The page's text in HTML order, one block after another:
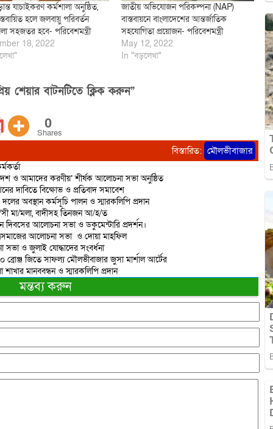
যাচাইকরণ কর্মশালা অনুষ্ঠিত,
হলে জলবায়ু পরিবর্তন
সহজতর হবে- পরিবেশমন্ত্রী
18, 2022
জাতীয় অভিযোজন পরিকল্পনা (NAP)
বাস্তবায়নে বাংলাদেশের আন্তর্জাতিক
সহযোগিতা প্রয়োজন- পরিবেশমন্ত্রী
May 12, 2022
In "বড়লেখা"
শেয়ার বাটনটিতে ক্লিক করুন”
0
Shares
বিস্তারিত: মৌলভীবাজার
ও আমাদের করণীয়’ শীর্ষক আলোচনা সভা অনুষ্ঠিত
দাবিতে বিক্ষোভ ও প্রতিবাদ সমাবেশ
অবস্থান কর্মসূচি পালন ও স্মারকলিপি প্রদান
সী মা/মলা, বাদীসহ তিনজন আ/হ/ত
আলোচনা সভা ও ডকুমেন্টারি প্রদর্শন।
আলোচনা সভা ও দোয়া মাহফিল
ও জুলাই যোদ্ধাদের সংবর্ধনা
জিতে সাফল্য মৌলভীবাজার জুসা মার্শাল আর্টের
মানববন্ধন ও স্মারকলিপি প্রদান
মন্তব্য করুন